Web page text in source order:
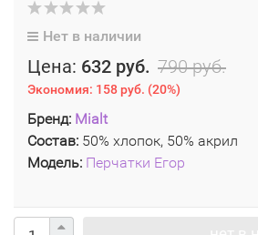
Нет в наличии
Цена: 632 руб. 790 руб.
Экономия: 158 руб. (20%)
Бренд: Mialt
Состав: 50% хлопок, 50% акрил
Модель: Перчатки Егор